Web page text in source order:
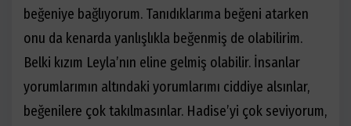
beğeniye bağlıyorum. Tanıdıklarıma beğeni atarken
onu da kenarda yanlışlıkla beğenmiş de olabilirim.
Belki kızım Leyla’nın eline gelmiş olabilir. İnsanlar
yorumlarımın altındaki yorumlarımı ciddiye alsınlar,
beğenilere çok takılmasınlar. Hadise’yi çok seviyorum,